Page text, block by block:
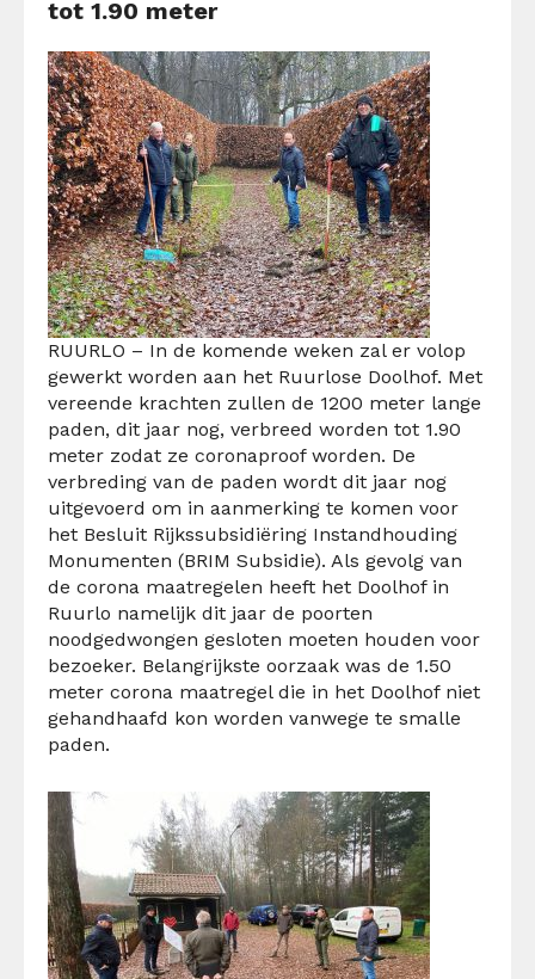
tot 1.90 meter
RUURLO – In de komende weken zal er volop
gewerkt worden aan het Ruurlose Doolhof. Met
vereende krachten zullen de 1200 meter lange
paden, dit jaar nog, verbreed worden tot 1.90
meter zodat ze coronaproof worden. De
verbreding van de paden wordt dit jaar nog
uitgevoerd om in aanmerking te komen voor
het Besluit Rijkssubsidiëring Instandhouding
Monumenten (BRIM Subsidie). Als gevolg van
de corona maatregelen heeft het Doolhof in
Ruurlo namelijk dit jaar de poorten
noodgedwongen gesloten moeten houden voor
bezoeker. Belangrijkste oorzaak was de 1.50
meter corona maatregel die in het Doolhof niet
gehandhaafd kon worden vanwege te smalle
paden.